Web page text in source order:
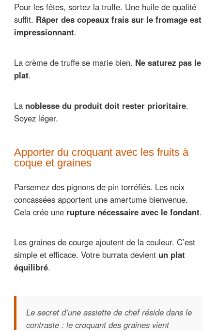
Pour les fêtes, sortez la truffe. Une huile de qualité
suffit. Râper des copeaux frais sur le fromage est
impressionnant.
La crème de truffe se marie bien. Ne saturez pas le
plat.
La noblesse du produit doit rester prioritaire.
Soyez léger.
Apporter du croquant avec les fruits à
coque et graines
Parsemez des pignons de pin torréfiés. Les noix
concassées apportent une amertume bienvenue.
Cela crée une rupture nécessaire avec le fondant.
Les graines de courge ajoutent de la couleur. C’est
simple et efficace. Votre burrata devient un plat
équilibré.
Le secret d’une assiette de chef réside dans le
contraste : le croquant des graines vient